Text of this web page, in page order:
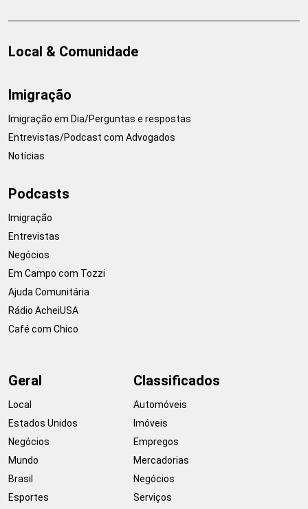
Local & Comunidade
Imigração
Imigração em Dia/Perguntas e respostas
Entrevistas/Podcast com Advogados
Notícias
Podcasts
Imigração
Entrevistas
Negócios
Em Campo com Tozzi
Ajuda Comunitária
Rádio AcheiUSA
Café com Chico
Geral
Local
Estados Unidos
Negócios
Mundo
Brasil
Esportes
Classificados
Automóveis
Imóveis
Empregos
Mercadorias
Negócios
Serviços